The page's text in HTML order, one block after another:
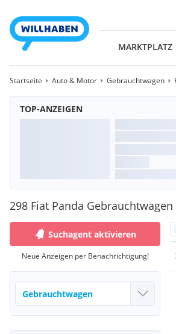
MARKTPLATZ
Startseite Auto & Motor Gebrauchtwagen
TOP-ANZEIGEN
298 Fiat Panda Gebrauchtwagen
Suchagent aktivieren
Neue Anzeigen per Benachrichtigung!